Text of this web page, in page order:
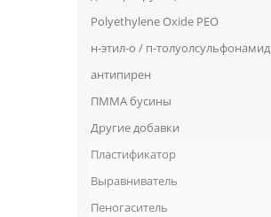
Polyethylene Oxide PEO
н-этил-о / п-толуолсульфонамид
антипирен
ПММА бусины
Другие добавки
Пластификатор
Выравниватель
Пеногаситель